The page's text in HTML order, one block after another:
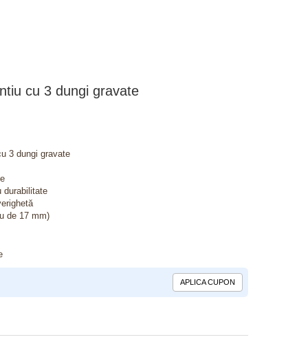
cu 3 dungi gravate
3 dungi gravate
durabilitate
de 17 mm)
APLICA CUPON